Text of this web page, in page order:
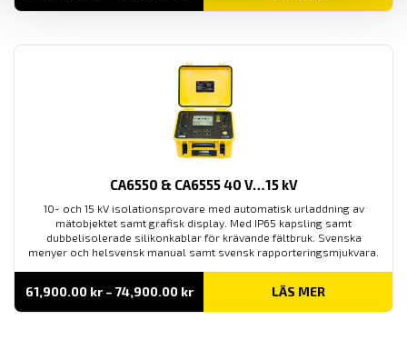
till
CA6550 & CA6555 40 V…15 kV
10- och 15 kV isolationsprovare med automatisk urladdning av
mätobjektet samt grafisk display. Med IP65 kapsling samt
dubbelisolerade silikonkablar för krävande fältbruk. Svenska
menyer och helsvensk manual samt svensk rapporteringsmjukvara.
61,900.00 kr – 74,900.00 krPrisintervall:
till
LÄS MER